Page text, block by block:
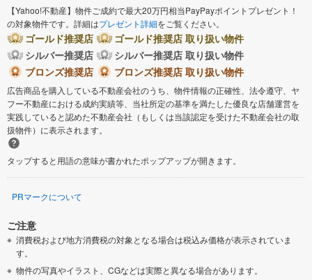
【Yahoo!不動産】物件ご成約で最大20万円相当PayPayポイントプレゼント！
の対象物件です。詳細はプレゼント詳細をご覧ください。
ゴールド推奨店
ゴールド推奨店 取り扱い物件
シルバー推奨店
シルバー推奨店 取り扱い物件
ブロンズ推奨店
ブロンズ推奨店 取り扱い物件
広告商品を購入している不動産会社のうち、物件情報の正確性、法令遵守、ヤ
フー不動産における成約実績等、当社所定の基準を満たした優良な店舗運営を
実践していると認めた不動産会社（もしくは当該認定を受けた不動産会社の取
扱物件）に表示されます。
タップすると用語の意味が書かれたポップアップが開きます。
PRマークについて
ご注意
消費税および地方消費税の対象となる場合は税込み価格が表示されていま
す。
物件の写真やイラスト、CGなどは実際と異なる場合があります。